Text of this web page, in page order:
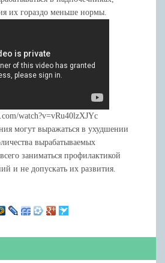
их гораздо меньше нормы.
watch?v=vRu40lzXJYc
могут выражаться в ухудшении
вырабатываемых
заниматься профилактикой
и не допускать их развития.